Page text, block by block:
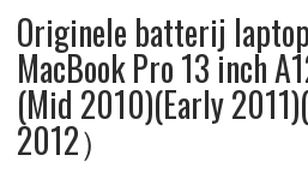
Originele batterij
MacBook Pro 13 inch
(Mid 2010)(Early
2012）